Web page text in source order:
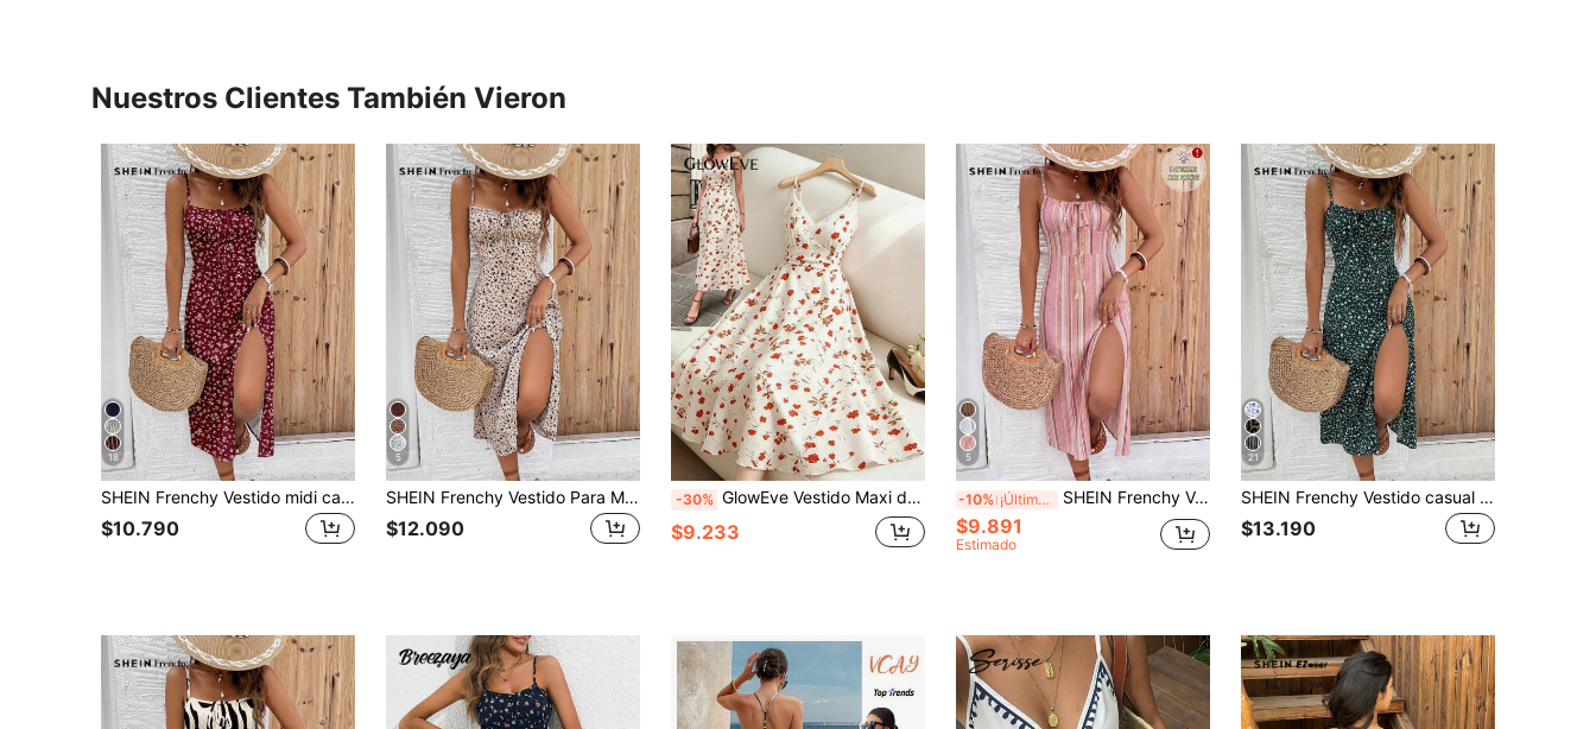
Nuestros Clientes También Vieron
18
SHEIN Frenchy Vestido midi casual de vacaciones para mujer, vestido con estampado floral pequeño, abertura alta hasta el muslo, estilo callejero, adecuado para uso diario, citas, fiestas, otoño/invierno, verano, fiestas, bodas, playa, ceremonia de graduación, elegante, casual, salidas, Y2K
$10.790
5
SHEIN Frenchy Vestido Para Mujer Con Tirantes De Espagueti Con Pequeño Estampado Floral Y Abertura Alta
$12.090
-30% GlowEve Vestido Maxi de Tirantes con Cintura Ceñida, Estampado Floral Ditsy, Corte A y Ribete de Encaje para Mujer, Elegante, Casual, para Vacaciones y Desplazamientos
$9.233
5
-10% ¡Últimos 3 días SHEIN Frenchy Vestido de estilo casual de vacaciones con textura falsa rosa, estampado de rayas verticales asimétricas en todo el Body, de largo medio para mujeres, adecuado para vacaciones de primavera/verano
$9.891
Estimado
21
SHEIN Frenchy Vestido casual de mujer con estampado floral diminuto y abertura en los tirantes para vacaciones
$13.190